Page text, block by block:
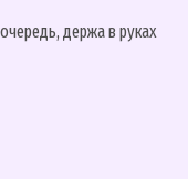
держа в руках